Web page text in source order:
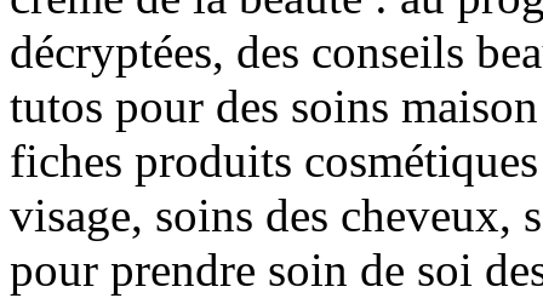
décryptées, des conseils
tutos pour des soins
fiches produits
visage, soins des cheveux,
pour prendre soin de soi